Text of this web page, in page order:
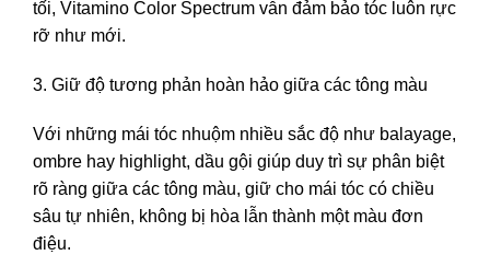
tối, Vitamino Color Spectrum vẫn đảm bảo tóc luôn rực
rỡ như mới.
3. Giữ độ tương phản hoàn hảo giữa các tông màu
Với những mái tóc nhuộm nhiều sắc độ như balayage,
ombre hay highlight, dầu gội giúp duy trì sự phân biệt
rõ ràng giữa các tông màu, giữ cho mái tóc có chiều
sâu tự nhiên, không bị hòa lẫn thành một màu đơn
điệu.